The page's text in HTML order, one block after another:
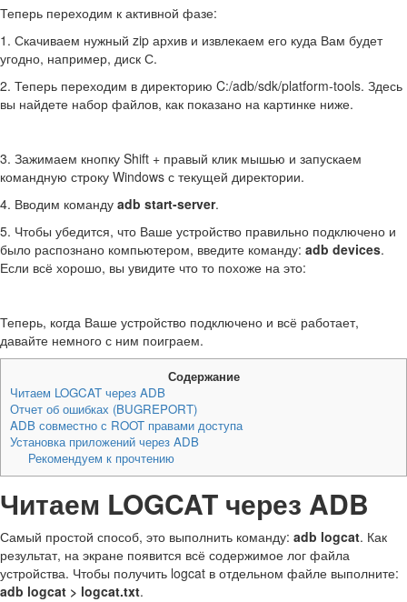
Теперь переходим к активной фазе:
1. Скачиваем нужный zip архив и извлекаем его куда Вам будет
угодно, например, диск С.
2. Теперь переходим в директорию C:/adb/sdk/platform-tools. Здесь
вы найдете набор файлов, как показано на картинке ниже.
3. Зажимаем кнопку Shift + правый клик мышью и запускаем
командную строку Windows с текущей директории.
4. Вводим команду adb start-server.
5. Чтобы убедится, что Ваше устройство правильно подключено и
было распознано компьютером, введите команду: adb devices.
Если всё хорошо, вы увидите что то похоже на это:
Теперь, когда Ваше устройство подключено и всё работает,
давайте немного с ним поиграем.
Содержание
Читаем LOGCAT через ADB
Отчет об ошибках (BUGREPORT)
ADB совместно с ROOT правами доступа
Установка приложений через ADB
Рекомендуем к прочтению
Читаем LOGCAT через ADB
Самый простой способ, это выполнить команду: adb logcat. Как
результат, на экране появится всё содержимое лог файла
устройства. Чтобы получить logcat в отдельном файле выполните:
adb logcat > logcat.txt.